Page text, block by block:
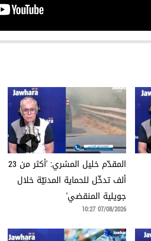
المقدّم خليل المشري: 'أكثر من 23
ألف تدخّل للحماية المدنيّة خلال
جويلية المنقضي'
07/08/2026 10:27